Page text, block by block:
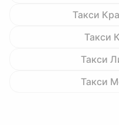
Такси
Такси
Такси
Такси